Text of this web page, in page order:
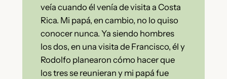
veía cuando él venía de visita a Costa
Rica. Mi papá, en cambio, no lo quiso
conocer nunca. Ya siendo hombres
los dos, en una visita de Francisco, él y
Rodolfo planearon cómo hacer que
los tres se reunieran y mi papá fue